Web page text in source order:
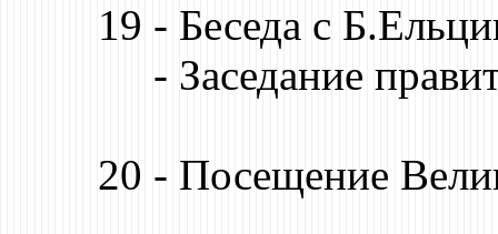
19 - Беседа с
- Заседание
20 - Посещение